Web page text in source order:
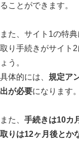
ることができます。
また、サイト1の特
取り手続きがサイト
ょう。
具体的には、 規定ア
出が必要になります。
また、 手続きは10カ
取りは12ヶ月後とか